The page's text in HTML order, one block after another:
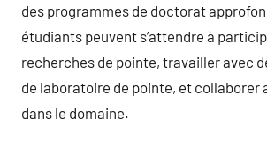
des programmes de doctorat
étudiants peuvent s’attendre à
recherches de pointe, travailler avec
de laboratoire de pointe, et collaborer
dans le domaine.